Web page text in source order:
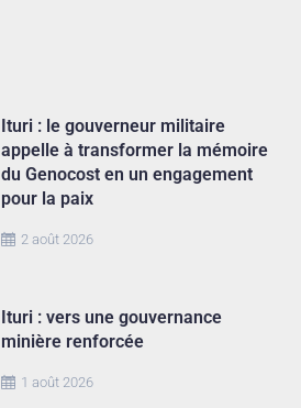
2 août 2026
Ituri : le gouverneur militaire
appelle à transformer la mémoire
du Genocost en un engagement
pour la paix
1 août 2026
Ituri : vers une gouvernance
minière renforcée